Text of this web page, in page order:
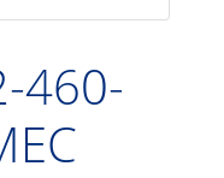
460-